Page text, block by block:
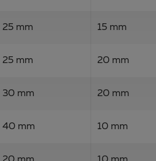
25 mm 15 mm
25 mm 20 mm
30 mm 20 mm
40 mm 10 mm